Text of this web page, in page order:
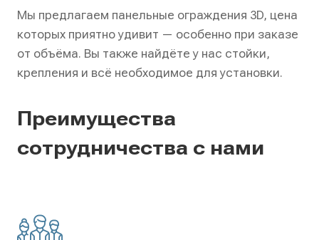
Мы предлагаем панельные ограждения 3D, цена
которых приятно удивит — особенно при заказе
от объёма. Вы также найдёте у нас стойки,
крепления и всё необходимое для установки.
Преимущества
сотрудничества с нами